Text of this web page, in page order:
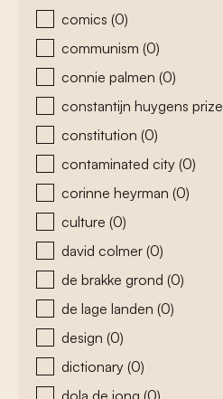
comics (0)
communism (0)
connie palmen (0)
constantijn huygens prize
constitution (0)
contaminated city (0)
corinne heyrman (0)
culture (0)
david colmer (0)
de brakke grond (0)
de lage landen (0)
design (0)
dictionary (0)
dola de jong (0)